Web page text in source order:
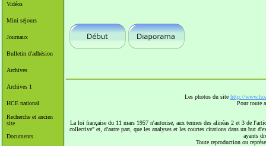
Vidéos
Mini séjours
Journaux
Bulletin d'adhésion
Archives
Archives 1
HCE national
Recherche et ancien
site
Documents
Les photos du site http://
Pour toute
La loi française du 11 mars 1957 n'autorise, aux termes des alinéas 2 et 3 de
collective" et, d'autre part, que les analyses et les courtes citations dans un but
ayants
Toute reproduction ou